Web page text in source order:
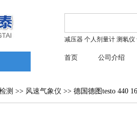
减压器 个人剂量计 测氡仪
首页 公司介绍
测 >> 风速气象仪 >> 德国德图testo 440